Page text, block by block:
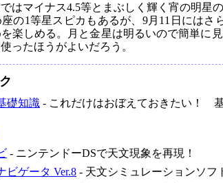
はマイナス4.5等とまぶしく輝く宵の明星
の1等星スピカもあるが、9月11日にはさ
楽しめる。月と金星は明るいので簡単に
ったほうがよいだろう。
礎知識 - これだけはおぼえておきたい！
- ニンテンドーDSで天文現象を再現！
ビゲータ Ver.8 - 天文シミュレーションソフ